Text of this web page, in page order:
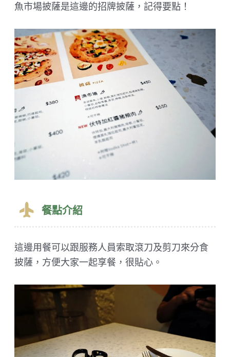
魚市場披薩是這邊的招牌披薩，記得要點！
餐點介紹
這邊用餐可以跟服務人員索取滾刀及剪刀來分食
披薩，方便大家一起享餐，很貼心。